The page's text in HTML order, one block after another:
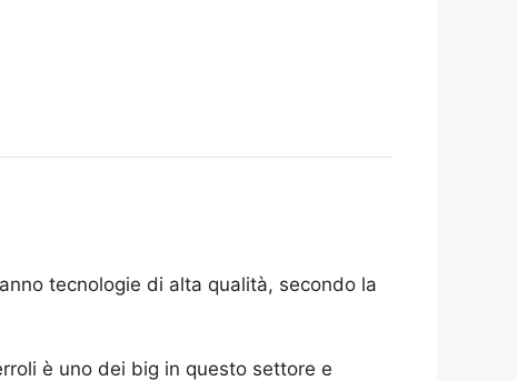
tecnologie di alta qualità, secondo la
è uno dei big in questo settore e